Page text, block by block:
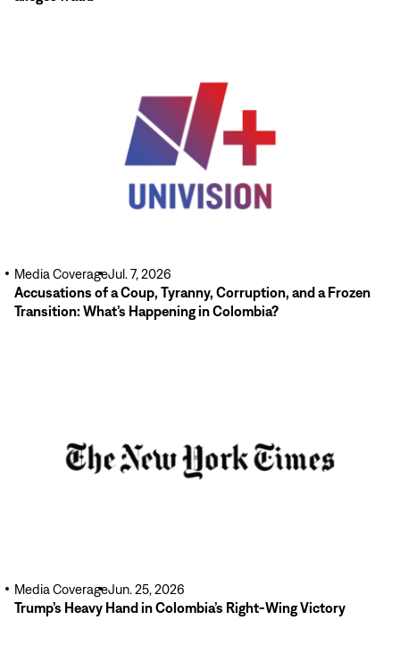
Accusations of a Coup, Tyranny, Corruption, and a Frozen
Transition: What’s Happening in Colombia?
Media CoverageJul. 7, 2026
Trump’s Heavy Hand in Colombia’s Right-Wing Victory
Media CoverageJun. 25, 2026